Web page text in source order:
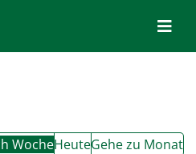
WocheHeuteGehe zu Monat